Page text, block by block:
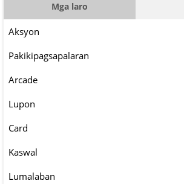
Mga laro
Aksyon
Pakikipagsapalaran
Arcade
Lupon
Card
Kaswal
Lumalaban